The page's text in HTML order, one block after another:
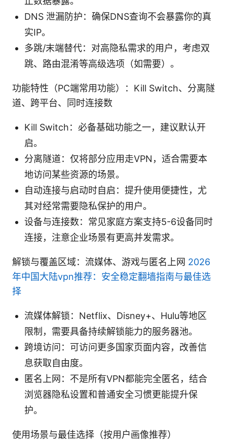
DNS 泄漏防护：确保DNS查询不会暴露你的真
实IP。
多跳/末端替代：对高隐私需求的用户，考虑双
跳、路由混淆等高级选项（如需要）。
功能特性（PC端常用功能）：Kill Switch、分离隧
道、跨平台、同时连接数
Kill Switch：必备基础功能之一，建议默认开
启。
分离隧道：仅将部分应用走VPN，适合需要本
地访问某些资源的场景。
自动连接与启动时自启：提升使用便捷性，尤
其对经常需要隐私保护的用户。
设备与连接数：常见家庭方案支持5-6设备同时
连接，注意企业场景有更高并发需求。
解锁与覆盖区域：流媒体、游戏与匿名上网 2026
年中国大陆vpn推荐：安全稳定翻墙指南与最佳选
择
流媒体解锁：Netflix、Disney+、Hulu等地区
限制，需要具备持续解锁能力的服务器池。
跨境访问：可访问更多国家页面内容，改善信
息获取自由度。
匿名上网：不是所有VPN都能完全匿名，结合
浏览器隐私设置和普通安全习惯更能提升保
护。
使用场景与最佳选择（按用户画像推荐）